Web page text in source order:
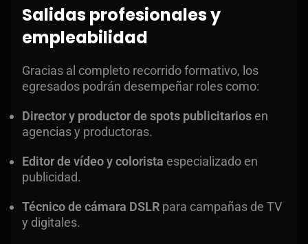
Salidas profesionales y
empleabilidad
Gracias al completo recorrido formativo, los
egresados podrán desempeñar roles como:
Director y productor de spots publicitarios en
agencias y productoras.
Editor de vídeo y colorista especializado en
publicidad.
Técnico de cámara DSLR para campañas de TV
y digitales.